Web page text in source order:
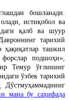
бошланади.
истиқобол ва
қалб ва шуур
тарихий
ҳақиқатлар ташкил
подшоҳи»,
Темур ўғлининг
ўзбек тарихий
мана бу саҳифада